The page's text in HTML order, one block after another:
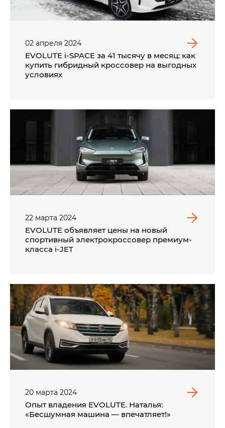
02 апреля 2024
EVOLUTE i‑SPACE за 41 тысячу в месяц: как
купить гибридный кроссовер на выгодных
условиях
22 марта 2024
EVOLUTE объявляет цены на новый
спортивный электрокроссовер премиум-
класса i‑JET
20 марта 2024
Опыт владения EVOLUTE. Наталья:
«Бесшумная машина — впечатляет!»